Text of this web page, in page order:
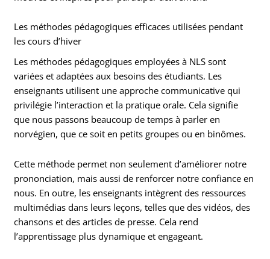
Les méthodes pédagogiques efficaces utilisées pendant
les cours d’hiver
Les méthodes pédagogiques employées à NLS sont
variées et adaptées aux besoins des étudiants. Les
enseignants utilisent une approche communicative qui
privilégie l’interaction et la pratique orale. Cela signifie
que nous passons beaucoup de temps à parler en
norvégien, que ce soit en petits groupes ou en binômes.
Cette méthode permet non seulement d’améliorer notre
prononciation, mais aussi de renforcer notre confiance en
nous. En outre, les enseignants intègrent des ressources
multimédias dans leurs leçons, telles que des vidéos, des
chansons et des articles de presse. Cela rend
l’apprentissage plus dynamique et engageant.